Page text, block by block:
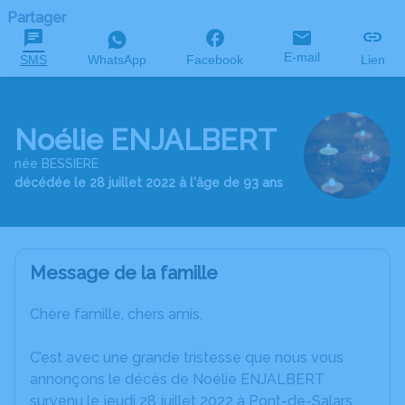
Partager
SMS WhatsApp Facebook E-mail Lien
Noélie ENJALBERT
née BESSIERE
décédée le 28 juillet 2022 à l'âge de 93 ans
Message de la famille
Chère famille, chers amis,
C’est avec une grande tristesse que nous vous
annonçons le décès de Noélie ENJALBERT
survenu le jeudi 28 juillet 2022 à Pont-de-Salars.